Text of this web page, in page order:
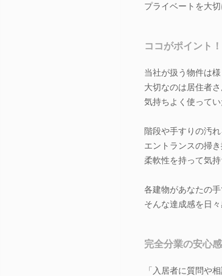
プライベートを大
ココがポイント！
当社が扱う物件は
大切なのは居住者
気持ちよく使ってい
階段や手すりの汚れ
エントランスの掃き
柔軟性を持って気
各建物があなたの手
そんな達成感を日
完全分業の安心
「入居者に質問や